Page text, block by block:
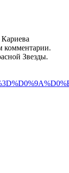
комментарии.
Звезды.